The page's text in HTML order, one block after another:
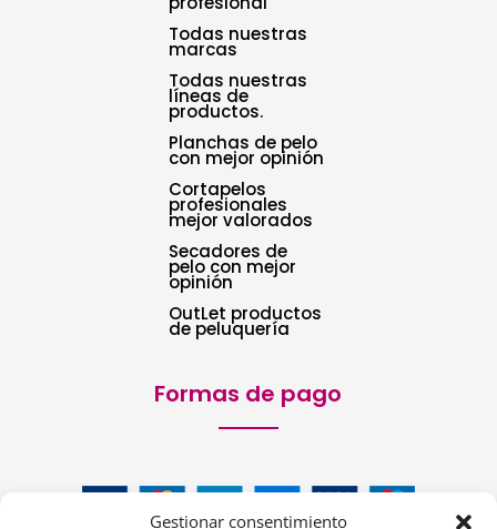
Gestionar consentimiento
Todas nuestras
marcas
Todas nuestras
líneas de
productos.
Planchas de pelo
con mejor opinión
Cortapelos
profesionales
mejor valorados
Secadores de
pelo con mejor
opinión
OutLet productos
de peluquería
Formas de pago